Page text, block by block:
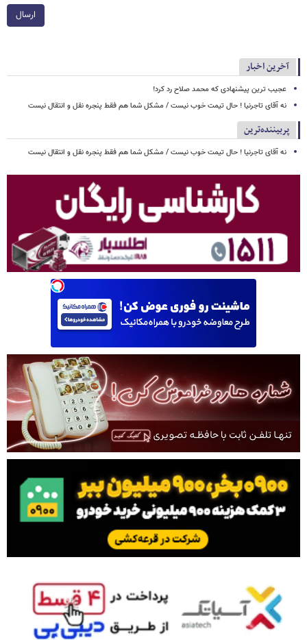
ارسال
آخرین اخبار
عجیب ترین پیشنهادی که محمد صلاح رد کرد!
نه آقای تاجرنیا ! حال تیمت خوب نیست / مشکل شما هم فقط پنجره نقل و انتقال نیست
پربیننده‌ترین
نه آقای تاجرنیا ! حال تیمت خوب نیست / مشکل شما هم فقط پنجره نقل و انتقال نیست